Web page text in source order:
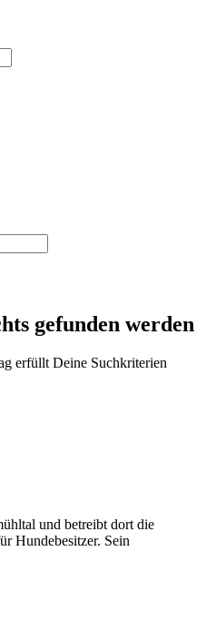
gefunden werden
erfüllt Deine Suchkriterien
und betreibt dort die
Hundebesitzer. Sein